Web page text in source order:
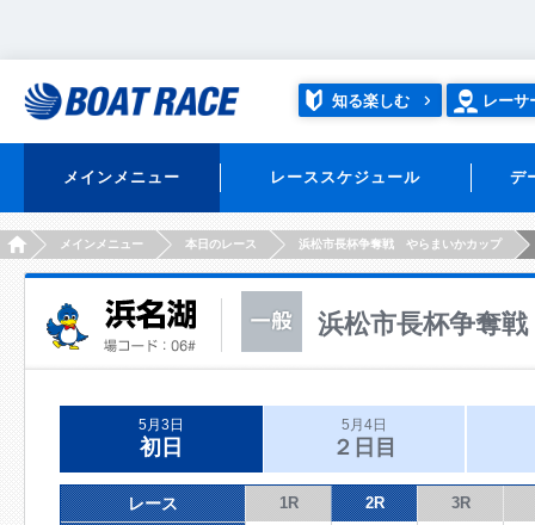
知る楽しむ レーサ
メインメニュー レーススケジュール デ
HOMEメインメニュー 本日のレース 浜松市長杯争奪戦 やらまいかカップ
浜松市長杯争奪
5月3日
初日
5月4日
２日目
レース 1R 2R 3R